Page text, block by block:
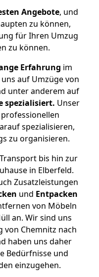
Angebote, und
zu können,
für Ihren Umzug
zu können.
Erfahrung im
auf Umzüge von
unter anderem auf
spezialisiert. Unser
spezialisieren,
zu organisieren.
bis hin zur
in Elberfeld.
Zusatzleistungen
und Entpacken
von Möbeln
an. Wir sind uns
von Chemnitz nach
haben uns daher
Bedürfnisse und
einzugehen.